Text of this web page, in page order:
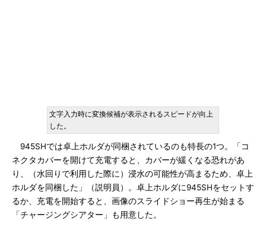
文字入力時に変換候補が表示されるスピードが向上
した。
945SHでは卓上ホルダが同梱されているのも特長の1つ。「コ
ネクタカバーを開けて充電すると、カバーが緩くなる恐れがあ
り、（水回りで利用した際に）浸水の可能性が高まるため、卓上
ホルダを同梱した」（説明員）。卓上ホルダに945SHをセットす
るか、充電を開始すると、画像のスライドショー再生が始まる
「チャージングシアター」も用意した。